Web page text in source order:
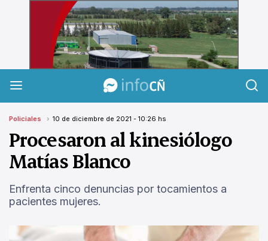
InfoCañuelas
Policiales 10 de diciembre de 2021 - 10:26 hs
Procesaron al kinesiólogo
Matías Blanco
Enfrenta cinco denuncias por tocamientos a
pacientes mujeres.